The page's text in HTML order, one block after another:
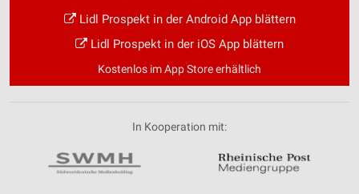
Lidl Prospekt in der Android App blättern
Lidl Prospekt in der iOS App blättern
Kostenlos im App Store erhältlich
In Kooperation mit: